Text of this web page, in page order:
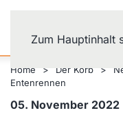
Zum Hauptinhalt
Home Der Korb
Entenrennen
05. November 2022